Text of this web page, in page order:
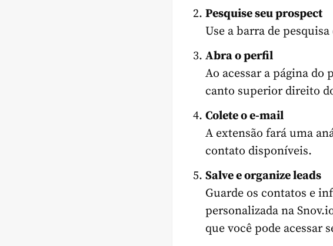
Pesquise seu prospect
Use a barra de
Abra o perfil
Ao acessar a página do
canto superior direito
Colete oe-mail
A extensão fará uma
contato disponíveis.
Salve e organize leads
Guarde os contatos e
personalizada na
que você pode acessar